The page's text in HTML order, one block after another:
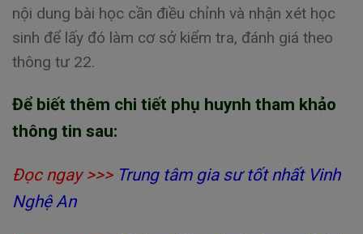
nội dung bài học cần điều chỉnh và nhận xét học
sinh để lấy đó làm cơ sở kiểm tra, đánh giá theo
thông tư 22.
Để biết thêm chi tiết phụ huynh tham khảo
thông tin sau:
Đọc ngay >>>Trung tâm gia sư tốt nhất Vinh
Nghệ An